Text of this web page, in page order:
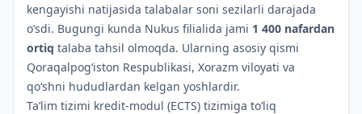
kengayishi natijasida talabalar soni sezilarli darajada
o‘sdi. Bugungi kunda Nukus filialida jami 1 400 nafardan
ortiq talaba tahsil olmoqda. Ularning asosiy qismi
Qoraqalpog‘iston Respublikasi, Xorazm viloyati va
qo‘shni hududlardan kelgan yoshlardir.
Ta’lim tizimi kredit-modul (ECTS) tizimiga to‘liq